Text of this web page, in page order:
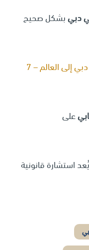
دبيبشكل صحيح
اشهر محامي في دبي | من دبي إلى العالم – 7
على
استشارة قانونية